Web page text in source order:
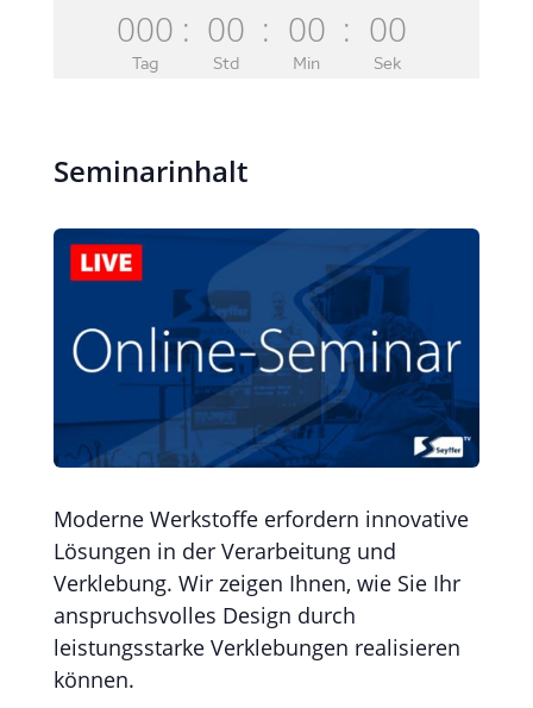
000
Tag
: 00
Std
: 00
Min
: 00
Sek
Seminarinhalt
Moderne Werkstoffe erfordern innovative
Lösungen in der Verarbeitung und
Verklebung. Wir zeigen Ihnen, wie Sie Ihr
anspruchsvolles Design durch
leistungsstarke Verklebungen realisieren
können.